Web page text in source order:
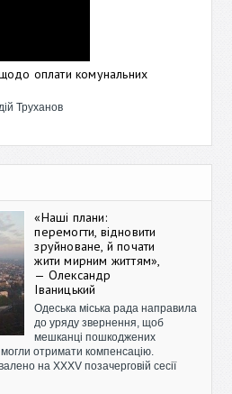
оплати комунальних
Труханов
«Наші плани:
перемогти, відновити
зруйноване, й почати
жити мирним життям»,
— Олександр
Іваницький
Одеська міська рада направила
до уряду звернення, щоб
мешканці пошкоджених
отримати компенсацію.
на XXXV позачерговій сесії